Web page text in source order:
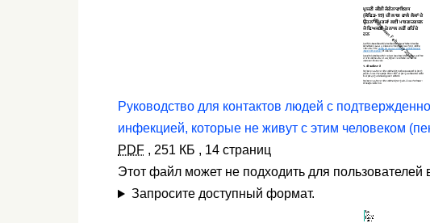
Руководство для контактов людей с
инфекцией, которые не живут с этим человеком
PDF , 251 КБ , 14 страниц
Этот файл может не подходить для пользователей
Запросите доступный формат.